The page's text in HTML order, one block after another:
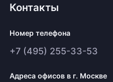
Контакты
Номер телефона
+7 (495) 255-33-53
Адреса офисов в г. Москве